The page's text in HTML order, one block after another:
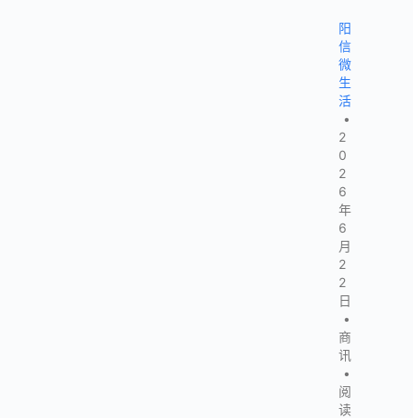
阳
信
微
生
活
•
2
0
2
6
年
6
月
2
2
日
•
商
讯
•
阅
读